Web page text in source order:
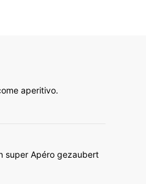
aperitivo.
super Apéro gezaubert